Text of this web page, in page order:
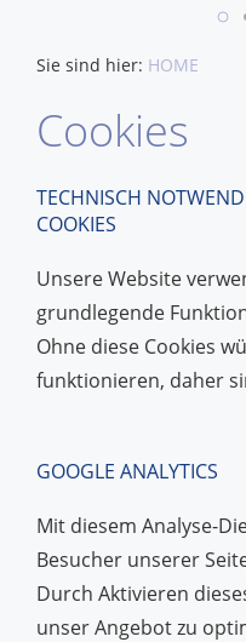
Sie sind hier: HOME
Cookies
TECHNISCH
COOKIES
Unsere Website
grundlegende
Ohne diese Cookies
funktionieren, daher
GOOGLE ANALYTICS
Mit diesem Analyse-
Besucher unserer
Durch Aktivieren
unser Angebot zu